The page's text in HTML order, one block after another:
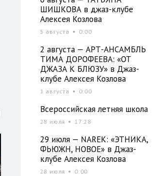
ШИШКОВА в джаз-клубе
Алексея Козлова
5 августа 0:00
2 августа — АРТ-АНСАМБЛЬ
ТИМА ДОРОФЕЕВА: «ОТ
ДЖАЗА К БЛЮЗУ» в Джаз-
клубе Алексея Козлова
1 августа 0:00
Всероссийская летняя школа
28 июля 17:28
29 июля — NAREK: «ЭТНИКА,
ФЬЮЖН, НОВОЕ» в Джаз-
клубе Алексея Козлова
28 июля 0:00